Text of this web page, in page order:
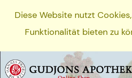
Diese Website nutzt
Funktionalität bieten zu